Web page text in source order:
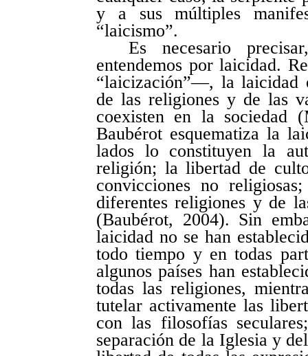
y a sus múltiples
“laicismo”.
Es necesario
entendemos por laicidad.
“laicización”—, la laicidad
de las religiones y de las
coexisten en la sociedad
Baubérot esquematiza la
lados lo constituyen la
religión; la libertad de
convicciones no
diferentes religiones y de
(Baubérot, 2004). Sin
laicidad no se han
todo tiempo y en todas
algunos países han
todas las religiones,
tutelar activamente las
con las filosofías
separación de la Iglesia y